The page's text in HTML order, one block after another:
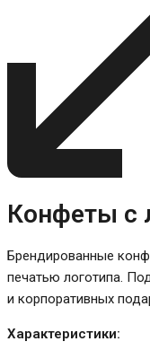
Конфеты с
Брендированные
печатью логотипа.
и корпоративных
Характеристики: